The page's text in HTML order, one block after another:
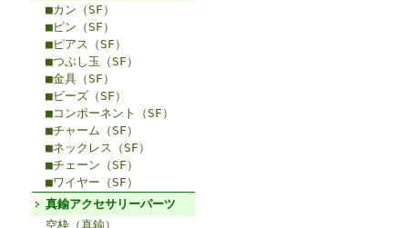
■カン（SF）
■ピン（SF）
■ピアス（SF）
■つぶし玉（SF）
■金具（SF）
■ビーズ（SF）
■コンポーネント（SF）
■チャーム（SF）
■ネックレス（SF）
■チェーン（SF）
■ワイヤー（SF）
真鍮アクセサリーパーツ
空枠（真鍮）